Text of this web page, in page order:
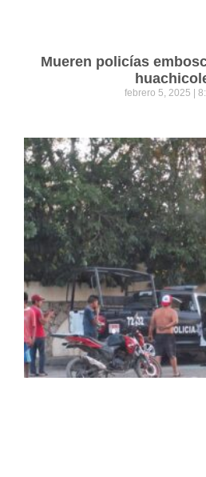
Mueren policías
febrero 5, 2025